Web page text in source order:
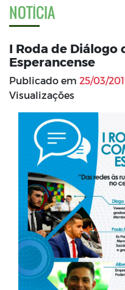
NOTÍCIA
I Roda de Diálogo
Esperancense
Publicado em 25/03/
Visualizações